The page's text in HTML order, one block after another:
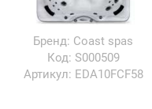
Бренд: Coast spas
Код: S000509
Артикул: EDA10FCF58